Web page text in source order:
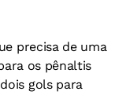
precisa de uma
os pênaltis
gols para